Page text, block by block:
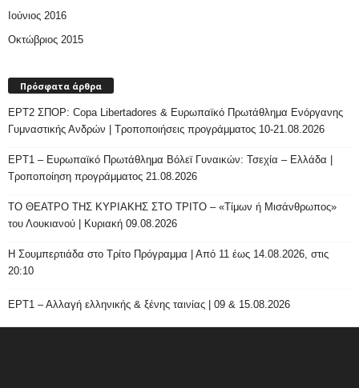
Ιούνιος 2016
Οκτώβριος 2015
Πρόσφατα άρθρα
ΕΡΤ2 ΣΠΟΡ: Copa Libertadores & Ευρωπαϊκό Πρωτάθλημα Ενόργανης
Γυμναστικής Ανδρών | Τροποποιήσεις προγράμματος 10-21.08.2026
ΕΡΤ1 – Ευρωπαϊκό Πρωτάθλημα Βόλεϊ Γυναικών: Τσεχία – Ελλάδα |
Τροποποίηση προγράμματος 21.08.2026
ΤΟ ΘΕΑΤΡΟ ΤΗΣ ΚΥΡΙΑΚΗΣ ΣΤΟ ΤΡΙΤΟ – «Τίμων ή Μισάνθρωπος»
του Λουκιανού | Κυριακή 09.08.2026
H Σουμπερτιάδα στο Τρίτο Πρόγραμμα | Από 11 έως 14.08.2026, στις
20:10
ΕΡΤ1 – Αλλαγή ελληνικής & ξένης ταινίας | 09 & 15.08.2026